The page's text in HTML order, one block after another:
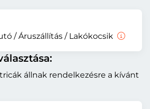
/ Áruszállítás / Lakókocsik
állnak rendelkezésre a kívánt